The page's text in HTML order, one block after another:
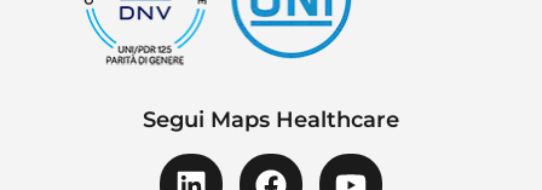
Segui Maps Healthcare